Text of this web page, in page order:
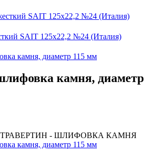
SAIT 125х22,2 №24 (Италия)
камня, диаметр
- ШЛИФОВКА КАМНЯ